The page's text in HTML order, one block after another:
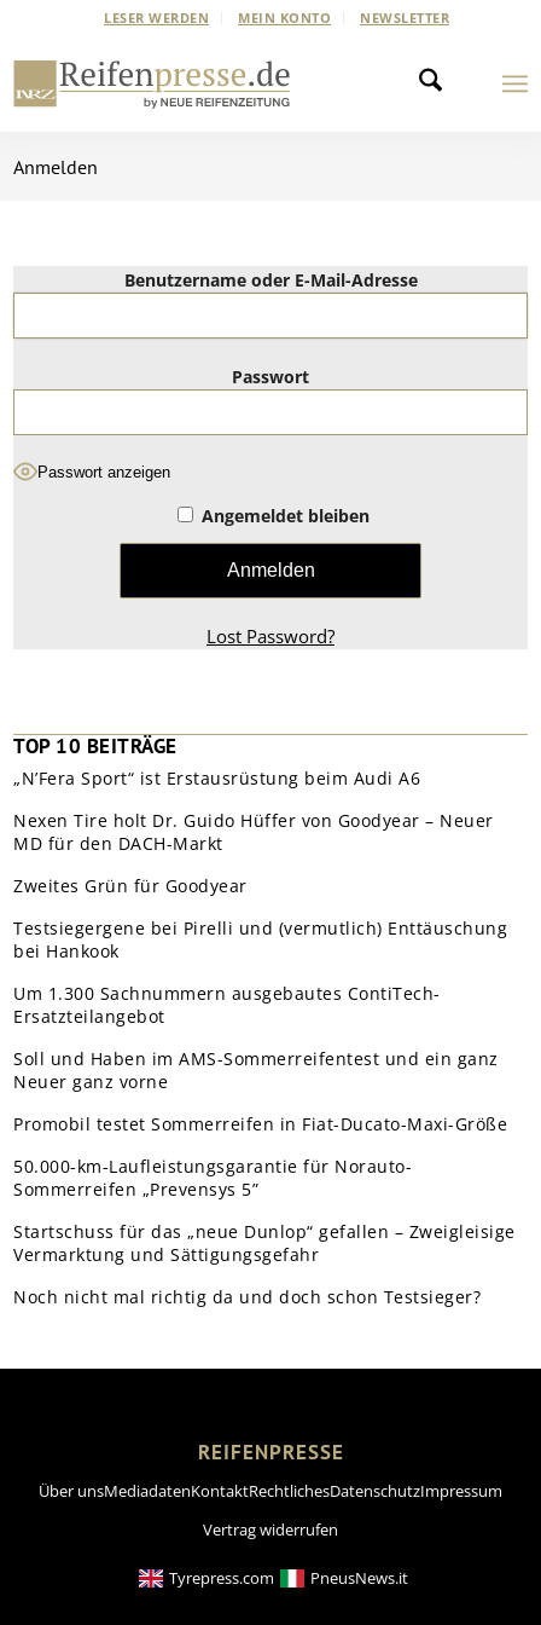
LESER WERDEN MEIN KONTO NEWSLETTER
Anmelden
Benutzername oder E-Mail-Adresse
Passwort
Passwort anzeigen
Angemeldet bleiben
Lost Password?
TOP 10 BEITRÄGE
„N’Fera Sport“ ist Erstausrüstung beim Audi A6
Nexen Tire holt Dr. Guido Hüffer von Goodyear – Neuer
MD für den DACH-Markt
Zweites Grün für Goodyear
Testsiegergene bei Pirelli und (vermutlich) Enttäuschung
bei Hankook
Um 1.300 Sachnummern ausgebautes ContiTech-
Ersatzteilangebot
Soll und Haben im AMS-Sommerreifentest und ein ganz
Neuer ganz vorne
Promobil testet Sommerreifen in Fiat-Ducato-Maxi-Größe
50.000-km-Laufleistungsgarantie für Norauto-
Sommerreifen „Prevensys 5”
Startschuss für das „neue Dunlop“ gefallen – Zweigleisige
Vermarktung und Sättigungsgefahr
Noch nicht mal richtig da und doch schon Testsieger?
REIFENPRESSE
Über unsMediadatenKontaktRechtlichesDatenschutzImpressum
Vertrag widerrufen
Tyrepress.com PneusNews.it